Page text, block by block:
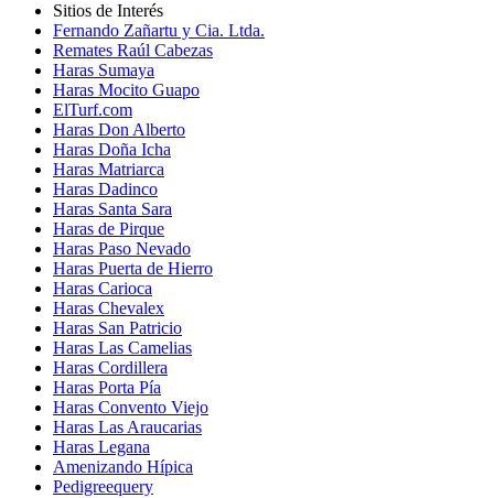
Sitios de Interés
Fernando Zañartu y Cia. Ltda.
Remates Raúl Cabezas
Haras Sumaya
Haras Mocito Guapo
ElTurf.com
Haras Don Alberto
Haras Doña Icha
Haras Matriarca
Haras Dadinco
Haras Santa Sara
Haras de Pirque
Haras Paso Nevado
Haras Puerta de Hierro
Haras Carioca
Haras Chevalex
Haras San Patricio
Haras Las Camelias
Haras Cordillera
Haras Porta Pía
Haras Convento Viejo
Haras Las Araucarias
Haras Legana
Amenizando Hípica
Pedigreequery